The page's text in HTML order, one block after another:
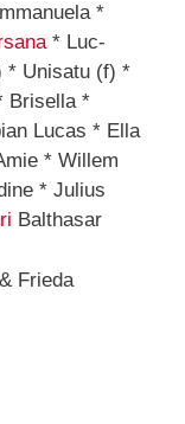
*
* Luc-
* Unisatu (f) *
Brisella *
Lucas * Ella
* Willem
* Julius
Balthasar
Frieda